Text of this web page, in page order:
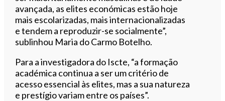
avançada, as elites económicas estão hoje
mais escolarizadas, mais internacionalizadas
e tendem a reproduzir-se socialmente”,
sublinhou Maria do Carmo Botelho.
Para a investigadora do Iscte, “a formação
académica continua a ser um critério de
acesso essencial às elites, mas a sua natureza
e prestígio variam entre os países”.